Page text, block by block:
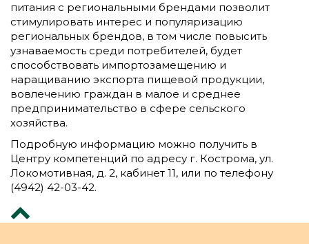
питания с региональными брендами позволит
стимулировать интерес и популяризацию
региональных брендов, в том числе повысить
узнаваемость среди потребителей, будет
способствовать импортозамещению и
наращиванию экспорта пищевой продукции,
вовлечению граждан в малое и среднее
предпринимательство в сфере сельского
хозяйства.
Подробную информацию можно получить в
Центру компетенций по адресу г. Кострома, ул.
Локомотивная, д. 2, кабинет 11, или по телефону
(4942) 42-03-42.